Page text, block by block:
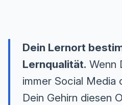
Dein Lernort
Lernqualität. Wenn
immer Social Media
Dein Gehirn diesen